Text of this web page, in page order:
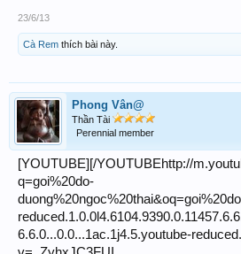
23/6/13
Cà Rem thích bài này.
Phong Vân@
Thần Tài
Perennial member
[YOUTUBE][/YOUTUBEhttp://
q=goi%20do-
6.6.0...0.0...1ac.1j4.5.youtube-